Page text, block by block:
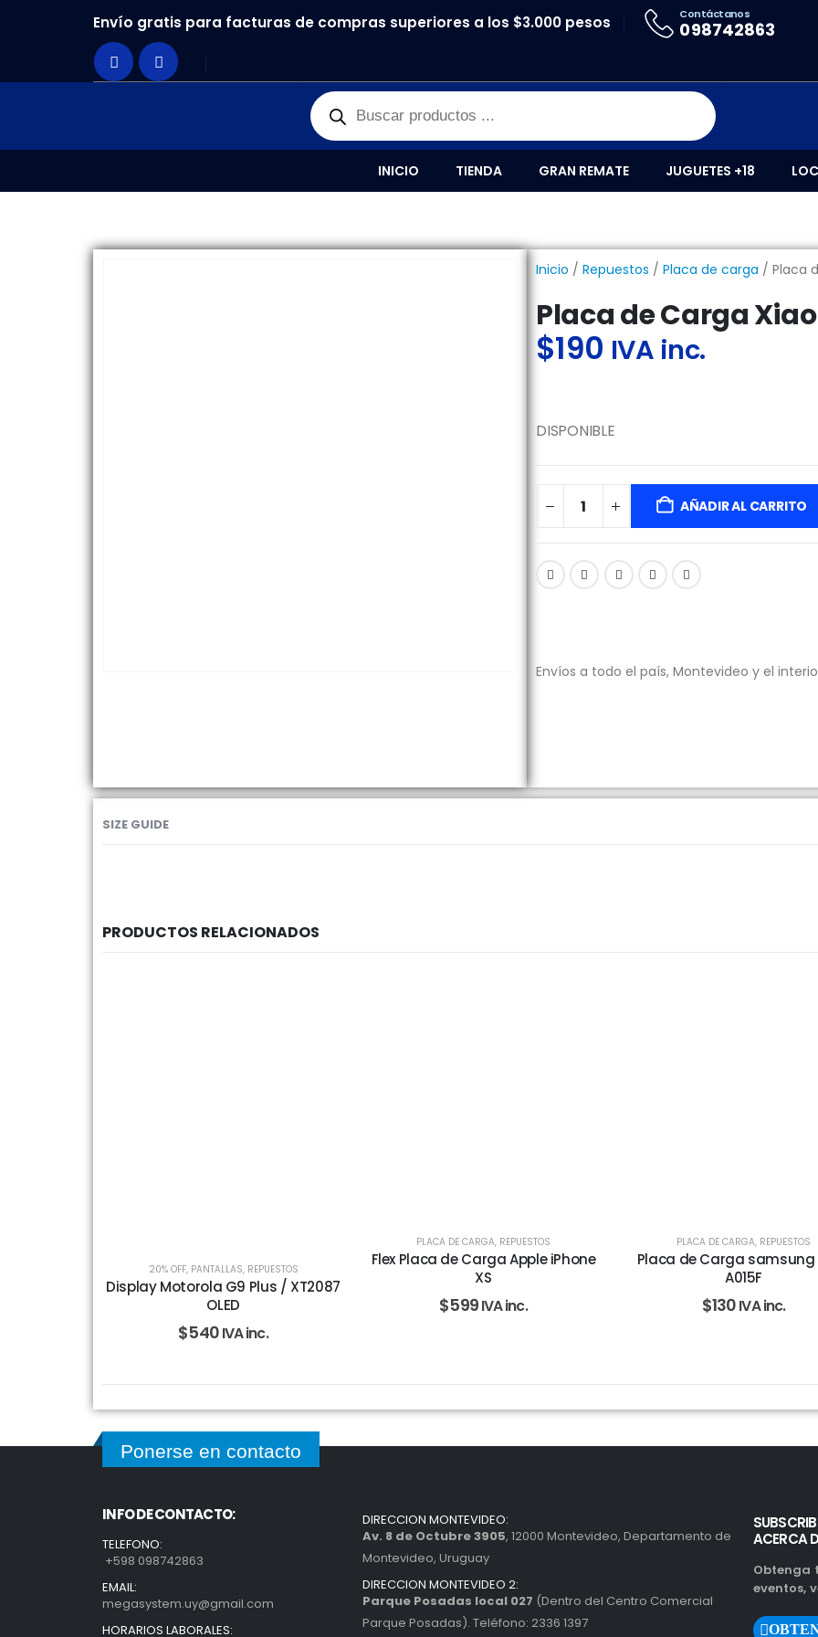
Envío gratis para facturas de compras superiores a los $3.000 pesos Contáctanos
098742863
INICIO TIENDA GRAN REMATE JUGUETES +18
PRODUCTOSREPUESTOS, PLACA DE CARGA PLACA DE CARGA XIAOMI REDMI 9
Inicio / Repuestos / Placa de carga / Placa
Placa de Carga
$190 IVA inc.
DISPONIBLE
AÑADIR AL CARRITO
Envíos a todo el país, Montevideo y el
SIZE GUIDE
PRODUCTOS RELACIONADOS
20% OFF, PANTALLAS, REPUESTOS
Display Motorola G9 Plus / XT2087
OLED
$540IVA inc.
PLACA DE CARGA, REPUESTOS
Flex Placa de Carga Apple iPhone
XS
$599IVA inc.
PLACA DE CARGA, REPUESTOS
Placa de Carga samsung
A015F
$130IVA inc.
Ponerse en contacto
INFO DE CONTACTO:
TELEFONO:
+598 098742863
EMAIL:
megasystem.uy@gmail.com
HORARIOS LABORALES:
DIRECCION MONTEVIDEO:
Av. 8 de Octubre 3905, 12000 Montevideo, Departamento de
Montevideo, Uruguay
DIRECCION MONTEVIDEO 2:
Parque Posadas local 027 (Dentro del Centro Comercial
Parque Posadas). Teléfono: 2336 1397
ACERCA
Obtenga
eventos,